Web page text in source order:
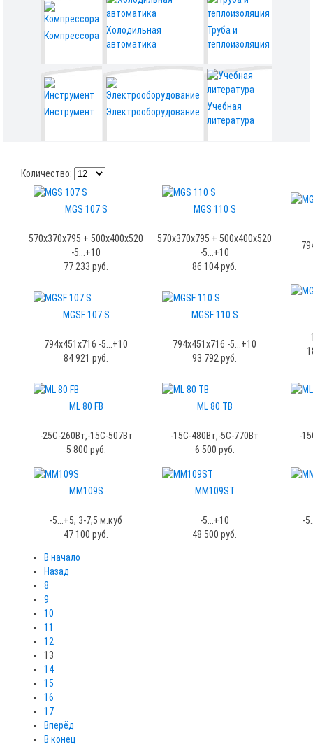
Компрессора
Холодильная
автоматика
Труба и
теплоизоляция
Инструмент Электрооборудование
Учебная
литература
Количество:
MGS 107 S
570x370x795 + 500x400x520
-5...+10
77 233 руб.
MGS 110 S
570x370x795 + 500x400x520
-5...+10
86 104 руб.
MGSF 107 S
794x451x716 -5...+10
84 921 руб.
MGSF 110 S
794x451x716 -5...+10
93 792 руб.
ML 80 FB
-25C-260Вт,-15С-507Вт
5 800 руб.
ML 80 TB
-15C-480Вт,-5С-770Вт
6 500 руб.
-
MM109S
-5...+5, 3-7,5 м.куб
47 100 руб.
MM109ST
-5...+10
48 500 руб.
-
В начало
Назад
8
9
10
11
12
13
14
15
16
17
Вперёд
В конец